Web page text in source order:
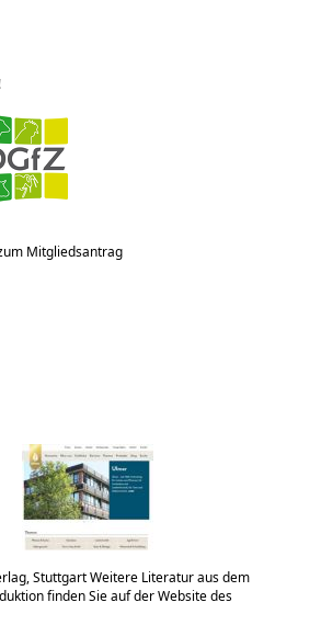
Mitgliedsantrag
Stuttgart Weitere Literatur aus dem
finden Sie auf der Website des